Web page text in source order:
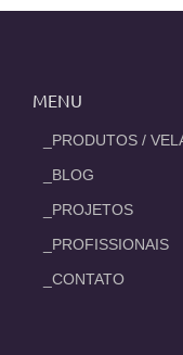
MENU
_PRODUTOS /
_BLOG
_PROJETOS
_PROFISSIONAIS
_CONTATO